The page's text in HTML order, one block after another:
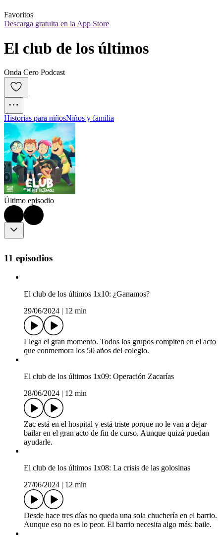
Favoritos
Descarga gratuita en la App Store
El club de los últimos
Onda Cero Podcast
Historias para niñosNiños y familia
Último episodio
11 episodios
El club de los últimos 1x10: ¿Ganamos?
29/06/2024
12 min
Llega el gran momento. Todos los grupos compiten en el acto
que conmemora los 50 años del colegio.
El club de los últimos 1x09: Operación Zacarías
28/06/2024
12 min
Zac está en el hospital y está triste porque no le van a dejar
bailar en el gran acto de fin de curso. Aunque quizá puedan
ayudarle.
El club de los últimos 1x08: La crisis de las golosinas
27/06/2024
12 min
Desde hace tres días no queda una sola chuchería en el barrio.
Aunque eso no es lo peor. El barrio necesita algo más: baile.